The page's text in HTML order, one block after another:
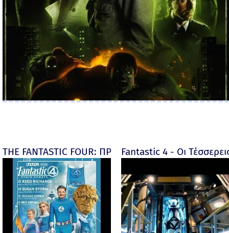
THE FANTASTIC FOUR: ΠΡΩΤΑ ΒΗΜΑΤΑ - final
Fantastic 4 - Οι